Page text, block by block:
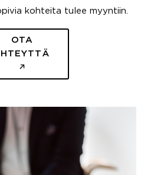
kohteita tulee myyntiin.
OTA